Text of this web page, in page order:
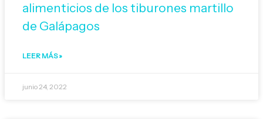
alimenticios de los tiburones martillo
de Galápagos
LEER MÁS »
junio 24, 2022